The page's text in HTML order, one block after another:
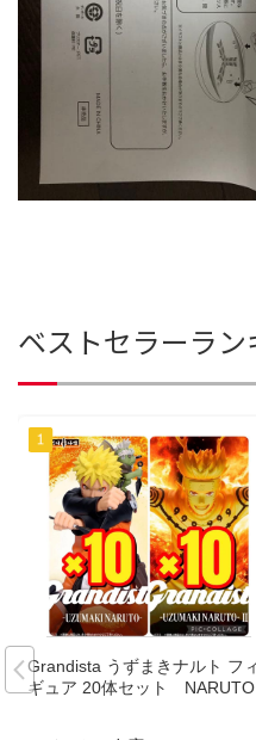
ベストセラーラ
Grandista うずまきナルト フィ
ギュア 20体セット NARUTO